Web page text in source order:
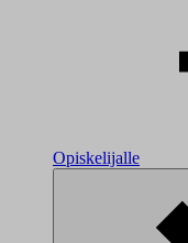
Opiskelijalle